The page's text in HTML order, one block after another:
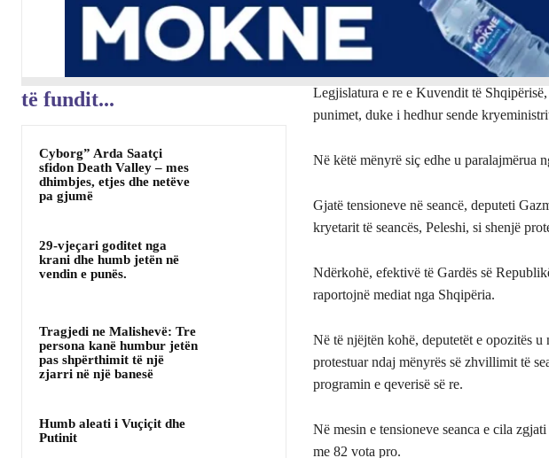
të fundit...
Cyborg” Arda Saatçi
sfidon Death Valley – mes
dhimbjes, etjes dhe netëve
pa gjumë
29-vjeçari goditet nga
krani dhe humb jetën në
vendin e punës.
Tragjedi ne Malishevë: Tre
persona kanë humbur jetën
pas shpërthimit të një
zjarri në një banesë
Humb aleati i Vuçiçit dhe
Putinit
Legjislatura e re e Kuvendit të
punimet, duke i hedhur sende
Në këtë mënyrë siç edhe u paralajmërua
Gjatë tensioneve në seancë, deputeti
kryetarit të seancës, Peleshi, si shenjë
Ndërkohë, efektivë të Gardës së
raportojnë mediat nga Shqipëria.
Në të njëjtën kohë, deputetët e opozitës
protestuar ndaj mënyrës së zhvillimit të
programin e qeverisë së re.
Në mesin e tensioneve seanca e cila
me 82 vota pro.